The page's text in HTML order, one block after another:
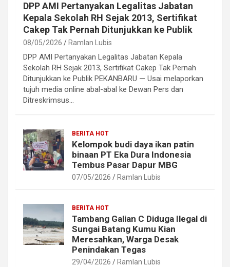
DPP AMI Pertanyakan Legalitas Jabatan
Kepala Sekolah RH Sejak 2013, Sertifikat
Cakep Tak Pernah Ditunjukkan ke Publik
08/05/2026 Ramlan Lubis
DPP AMI Pertanyakan Legalitas Jabatan Kepala
Sekolah RH Sejak 2013, Sertifikat Cakep Tak Pernah
Ditunjukkan ke Publik PEKANBARU — Usai melaporkan
tujuh media online abal-abal ke Dewan Pers dan
Ditreskrimsus…
BERITA HOT
Kelompok budi daya ikan patin
binaan PT Eka Dura Indonesia
Tembus Pasar Dapur MBG
07/05/2026 Ramlan Lubis
BERITA HOT
Tambang Galian C Diduga Ilegal di
Sungai Batang Kumu Kian
Meresahkan, Warga Desak
Penindakan Tegas
29/04/2026 Ramlan Lubis